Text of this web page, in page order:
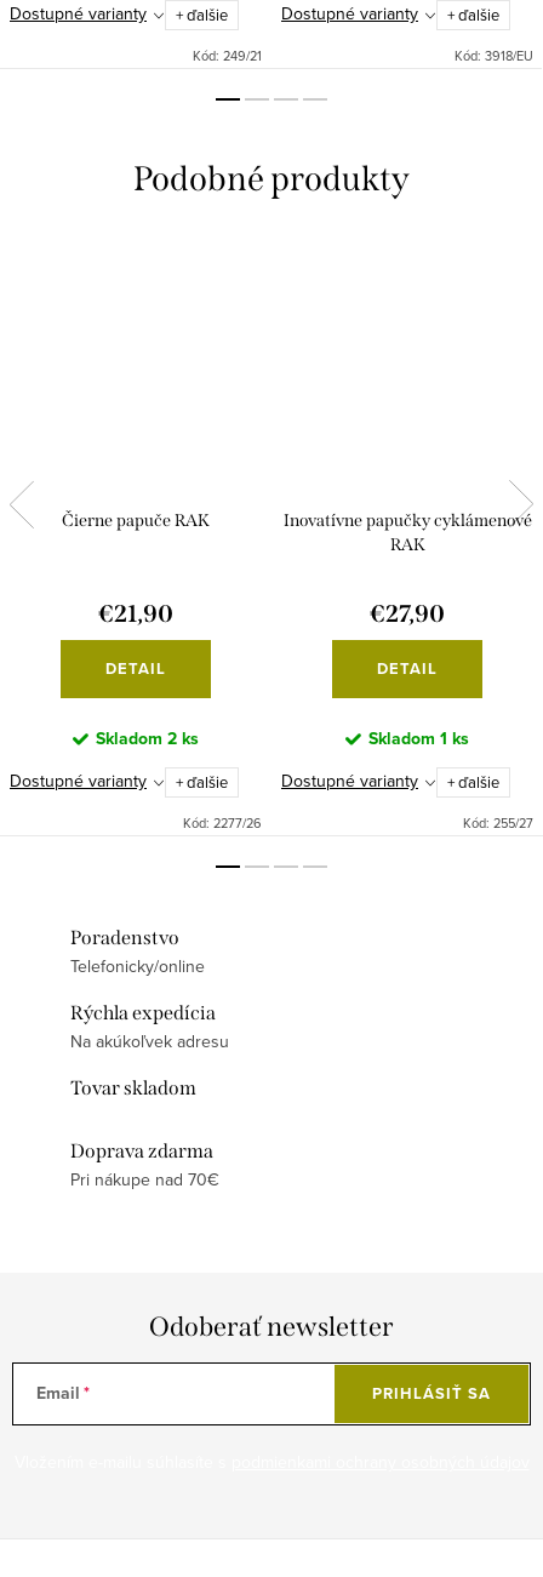
Dostupné varianty + ďalšie
Kód: 249/21
Dostupné varianty + ďalšie
Kód: 3918/EU
Čierne papuče RAK
€21,90
DETAIL
Skladom 2 ks
Dostupné varianty + ďalšie
Kód: 2277/26
Inovatívne papučky cyklámenové
RAK
€27,90
DETAIL
Skladom 1 ks
Dostupné varianty + ďalšie
Kód: 255/27
Poradenstvo
Telefonicky/online
Rýchla expedícia
Na akúkoľvek adresu
Tovar skladom
Doprava zdarma
Pri nákupe nad 70€
Odoberať newsletter
Email PRIHLÁSIŤ SA